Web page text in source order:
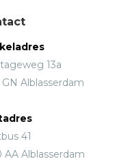
13a
GN Alblasserdam
41
AA Alblasserdam